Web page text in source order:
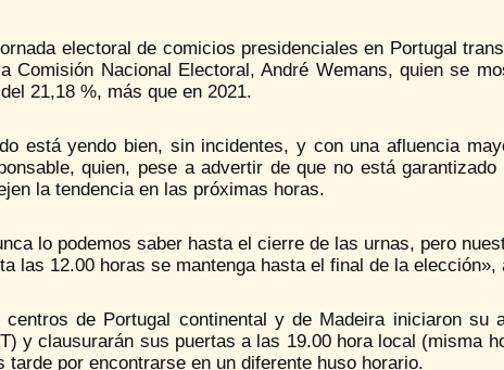
electoral de comicios presidenciales en Portugal
Comisión Nacional Electoral, André Wemans, quien se
21,18 %, más que en 2021.
está yendo bien, sin incidentes, y con una afluencia
quien, pese a advertir de que no está
la tendencia en las próximas horas.
lo podemos saber hasta el cierre de las urnas, pero
las 12.00 horas se mantenga hasta el final de la elección»,
centros de Portugal continental y de Madeira iniciaron
y clausurarán sus puertas a las 19.00 hora local (misma
tarde por encontrarse en un diferente huso horario.